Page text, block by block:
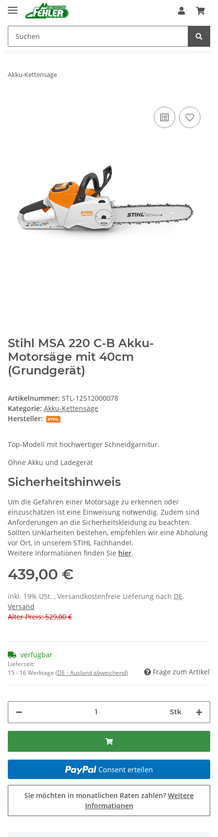
Akku-Kettensäge
Stihl MSA 220 C-B Akku-
Motorsäge mit 40cm
(Grundgerät)
Artikelnummer: STL-12512000078
Kategorie: Akku-Kettensäge
Hersteller:
Top-Modell mit hochwertiger Schneidgarnitur.
Ohne Akku und Ladegerät
Sicherheitshinweis
Um die Gefahren einer Motorsäge zu erkennen oder
einzuschätzen ist eine Einweisung notwendig. Zudem sind
Anforderungen an die Sicherheitskleidung zu beachten.
Sollten Unklarheiten bestehen, empfehlen wir eine Abholung
vor Ort, in unserem STIHL Fachhandel.
Weitere Informationen finden Sie hier.
439,00 €
inkl. 19% USt. , Versandkostenfreie Lieferung nach DE.
Versand
Alter Preis: 529,00 €
verfügbar
Lieferzeit:
15 - 16 Werktage (DE - Ausland abweichend) Frage zum Artikel
Stk
Consent erteilen
Sie möchten in monatlichen Raten zahlen? Weitere
Informationen